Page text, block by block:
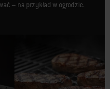
– na przykład w ogrodzie.